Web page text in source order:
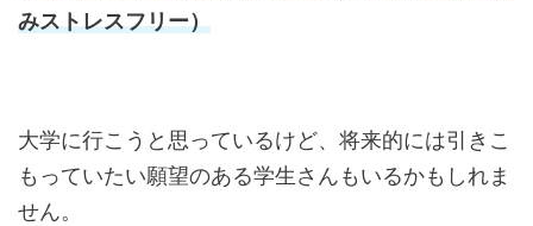
みストレスフリー）
大学に行こうと思っているけど、将来的には引きこ
もっていたい願望のある学生さんもいるかもしれま
せん。